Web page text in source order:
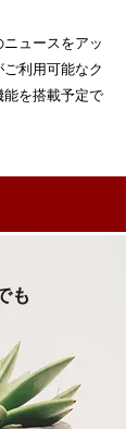
ュースをアッ
利用可能なク
を搭載予定で
も